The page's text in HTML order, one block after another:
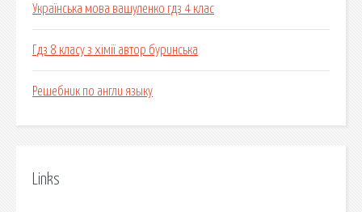
Українська мова вашуленко гдз 4 клас
Гдз 8 класу з хімії автор буринська
Решебник по англи языку
Links